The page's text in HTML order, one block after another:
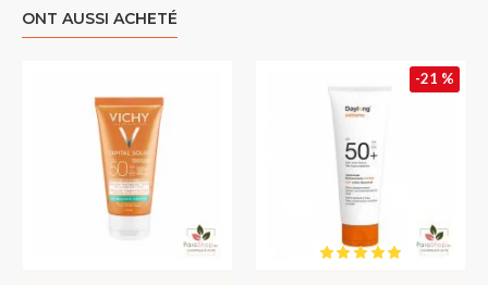
ONT AUSSI ACHETÉ
-21 %